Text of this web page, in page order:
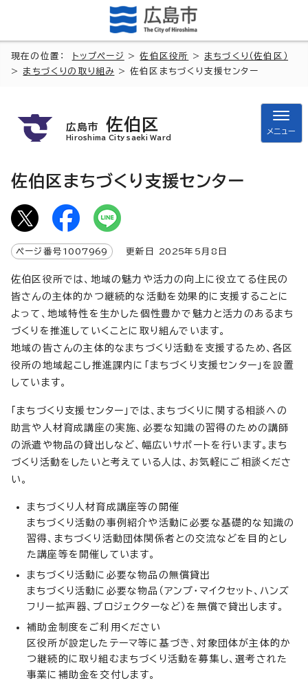
現在の位置： トップページ >佐伯区役所 > まちづくり（佐伯区）
> まちづくりの取り組み > 佐伯区まちづくり支援センター
広島市 佐伯区
Hiroshima City saeki Ward
メニュー
佐伯区まちづくり支援センター
ページ番号 1007969 更新日 2025年5月8日
佐伯区役所では、地域の魅力や活力の向上に役立てる住民の
皆さんの主体的かつ継続的な活動を効果的に支援することに
よって、地域特性を生かした個性豊かで魅力と活力のあるまち
づくりを推進していくことに取り組んでいます。
地域の皆さんの主体的なまちづくり活動を支援するため、各区
役所の地域起こし推進課内に「まちづくり支援センター」を設置
しています。
「まちづくり支援センター」では、まちづくりに関する相談への
助言や人材育成講座の実施、必要な知識の習得のための講師
の派遣や物品の貸出しなど、幅広いサポートを行います。まち
づくり活動をしたいと考えている人は、お気軽にご相談くださ
い。
まちづくり人材育成講座等の開催
まちづくり活動の事例紹介や活動に必要な基礎的な知識の
習得、まちづくり活動団体関係者との交流などを目的とし
た講座等を開催しています。
まちづくり活動に必要な物品の無償貸出
まちづくり活動に必要な物品（アンプ・マイクセット、ハンズ
フリー拡声器、プロジェクターなど）を無償で貸出します。
補助金制度をご利用ください
区役所が設定したテーマ等に基づき、対象団体が主体的か
つ継続的に取り組むまちづくり活動を募集し、選考された
事業に補助金を交付します。